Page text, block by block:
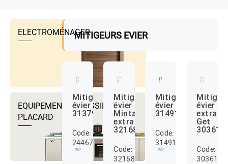
ELECTROMÉNAGER
EQUIPEMENTS DRESSING ET
PLACARD
MITIGEURS EVIER
Mitigeur
évier
31379000
Code:
24467607
Mitigeur
évier
Minta
extractible
32168000
Code:
32168000
Mitigeur
évier
31491000
Code:
31491000
évier
Get
Code: